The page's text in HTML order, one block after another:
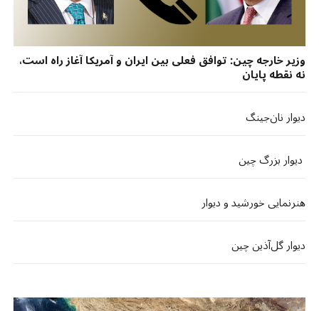
وزیر خارجه چین: توافق فعلی بین ایران و آمریکا آغاز راه است،
نه نقطه پایان
دیوار نان‌جینگ
دیوار بزرگ چین
هنرنمایی خورشید و دیوار
دیوار گل‌آذین چین